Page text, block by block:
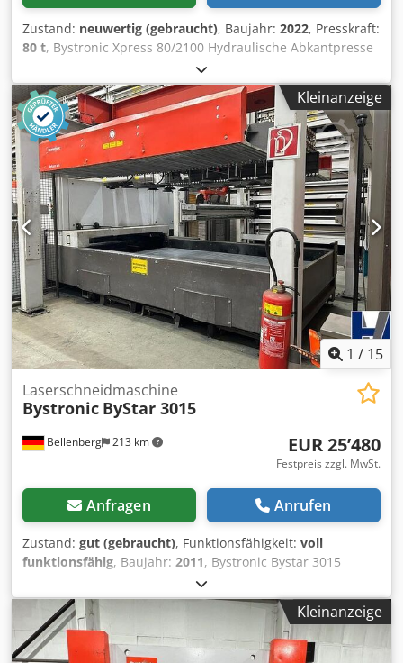
Zustand: neuwertig (gebraucht), Baujahr: 2022, Presskraft:
80 t, Bystronic Xpress 80/2100 Hydraulische Abkantpresse
Hersteller: Bystronic Dkjdpfx Aisy U I Tujwor Modell: Xpress
80/2100 Seriennummer: Xpress 22334EU Baujahr: 10/2022
Technische Daten: Maximale Presskraft: 800 kN Maximale
Arbeitslänge: 2100 mm Maximaler Hub: 200 mm
Maschinengewicht: 6000 kg
Kleinanzeige
1 / 15
Bellenberg 213 km
Laserschneidmaschine
Bystronic ByStar 3015
EUR 25’480
Festpreis zzgl. MwSt.
Anfragen Anrufen
Zustand: gut (gebraucht), Funktionsfähigkeit: voll
funktionsfähig, Baujahr: 2011, Bystronic Bystar 3015
Flachbettlaser CO² + Bytrans Cross 3015 (Blechautomation)
Lasermedium CO2 Laserdiameter 20mm Laserleistung 4,4
KW Maschinenabmaße (L/B/H) 9500/6500/3500 (Doldson
Absaugung) Tischlänge und Breite 3000/1500
Schneidbereich -x/-y 3000/1500 Blechstärke Stahl 25
Kleinanzeige